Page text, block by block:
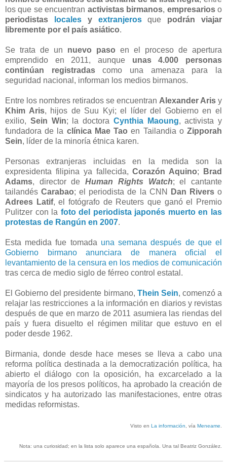
los que se encuentran activistas birmanos, empresarioso
periodistas
localesy extranjerosque podrán viajar
libremente por el país asiático.
Se trata de un nuevo paso en el proceso de apertura
emprendido en 2011, aunque unas 4.000 personas
continúan registradascomo una amenaza para la
seguridad nacional, informan los medios birmanos.
Entre los nombres retirados se encuentran Alexander Aris y
Khim Aris, hijos de Suu Kyi; el líder del Gobierno en el
exilio, Sein Win; la doctora Cynthia Maoung, activista y
fundadora de la clínica Mae Tao en Tailandia oZipporah
Sein, líder de la minoría étnica karen.
Personas extranjeras incluidas en la medida son la
expresidenta filipina ya fallecida,Corazón Aquino;
Brad
Adams, director deHuman Rights Watch; el cantante
tailandésCarabao; el periodista de la CNN Dan Riverso
Adrees Latif, el fotógrafo de Reuters que ganó el Premio
Pulitzer con la foto del periodista japonés muerto en las
protestas de Rangún en 2007.
Esta medida fue tomada una semana después de que el
Gobierno birmano anunciara de manera oficial el
levantamiento de la censura en los medios de comunicación
tras cerca de medio siglo de férreo control estatal.
El Gobierno del presidente birmano, Thein Sein, comenzó a
relajar las restricciones a la información en diarios y revistas
después de que en marzo de 2011 asumiera las riendas del
país y fuera disuelto el régimen militar que estuvo en el
poder desde 1962.
Birmania, donde desde hace meses se lleva a cabo una
reforma política destinada a la democratización política, ha
abierto el diálogo con la oposición, ha excarcelado a la
mayoría de los presos políticos, ha aprobado la creación de
sindicatos y ha autorizado las manifestaciones, entre otras
medidas reformistas.
Visto en La información , vía Meneame
Nota: una curiosidad; en la lista solo aparece una española. Una tal Beatriz González.